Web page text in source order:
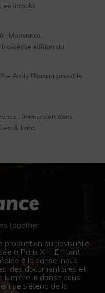
Inrocks
: Moovance
édition du
– Andy Dlamini prend le
: Immersion dans
& Labo
production audiovisuelle
à Paris XIII. En tant
à la danse, nous
des documentaires et
la danse sous
s’étend de la